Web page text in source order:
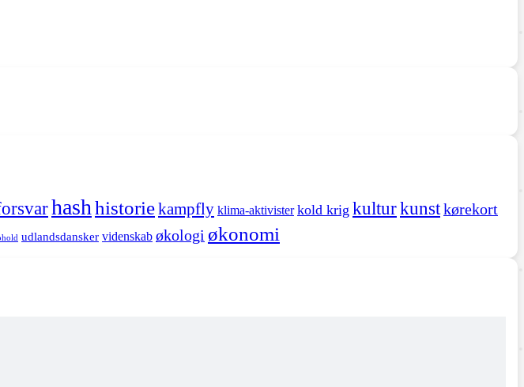
hash historiekampfly klima-aktivister kold krig kulturkunstkørekort
udlandsdansker videnskab økologi økonomi